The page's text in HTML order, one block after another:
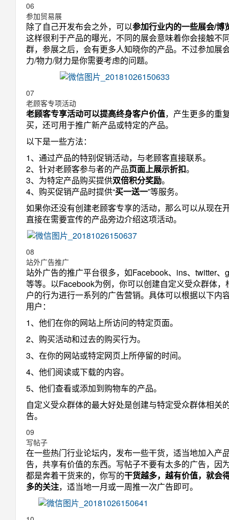
06
参加贸易展
除了自己开发布会之外，可以参加行业内的一些展会/博
这样很利于产品的曝光，不同的展会意味着你会接触不
群，参展之后，会有更多人知晓你的产品。不过参加展
力/物力/财力是你需要考虑的问题。
07
老顾客专项活动
老顾客专享活动可以提高终身客户价值，产生更多的重
买，还可用于推广新产品或特定的产品。
以下是一些方法：
1、通过产品的特别促销活动，与老顾客直接联系。
2、针对老顾客参与者的产品页面上展示折扣。
3、为特定产品购买提供双倍积分奖励。
4、购买促销产品时提供“买一送一”等服务。
如果你还没有创建老顾客专享的活动，那么可以从现在
直接在需要宣传的产品旁边介绍这项活动。
08
站外广告推广
站外广告的推广平台很多，如Facebook、ins、twitter、
等等。以Facebook为例，你可以创建自定义受众群体，
户的行为进行一系列的广告营销。具体可以根据以下内
用户：
1、他们在你的网站上所访问的特定页面。
2、购买活动和过去的购买行为。
3、在你的网站或特定网页上所停留的时间。
4、他们阅读或下载的内容。
5、他们查看或添加到购物车的产品。
自定义受众群体的最大好处是创建与特定受众群体相关
告。
09
写帖子
在一些热门行业论坛内，发布一些干货，适当地加入产
告，共享有价值的东西。写帖子不要有太多的广告，因
都是奔着干货来的，你写的干货越多，越有价值，就会
多的关注，适当地一月或一周推一次广告即可。